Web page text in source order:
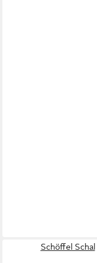
Schöffel Schal